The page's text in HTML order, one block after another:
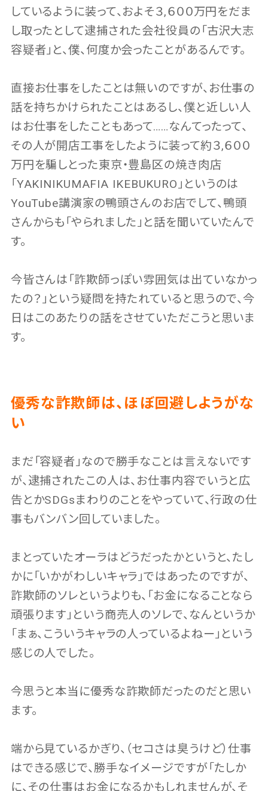
しているように装って、およそ３,６００万円をだま
し取ったとして逮捕された会社役員の「古沢大志
容疑者」と、僕、何度か会ったことがあるんです。
直接お仕事をしたことは無いのですが、お仕事の
話を持ちかけられたことはあるし、僕と近しい人
はお仕事をしたこともあって……なんてったって、
その人が開店工事をしたように装って約３,６００
万円を騙しとった東京・豊島区の焼き肉店
「YAKINIKUMAFIA IKEBUKURO」というのは
YouTube講演家の鴨頭さんのお店でして、鴨頭
さんからも「やられました」と話を聞いていたんで
す。
今皆さんは「詐欺師っぽい雰囲気は出ていなかっ
たの？」という疑問を持たれていると思うので、今
日はこのあたりの話をさせていただこうと思いま
す。
優秀な詐欺師は、ほぼ回避しようがな
い
まだ「容疑者」なので勝手なことは言えないです
が、逮捕されたこの人は、お仕事内容でいうと広
告とかSDGsまわりのことをやっていて、行政の仕
事もバンバン回していました。
まとっていたオーラはどうだったかというと、たし
かに「いかがわしいキャラ」ではあったのですが、
詐欺師のソレというよりも、「お金になることなら
頑張ります」という商売人のソレで、なんというか
「まぁ、こういうキャラの人っているよねー」という
感じの人でした。
今思うと本当に優秀な詐欺師だったのだと思い
ます。
端から見ているかぎり、（セコさは臭うけど）仕事
はできる感じで、勝手なイメージですが「たしか
に、その仕事はお金になるかもしれませんが、そ